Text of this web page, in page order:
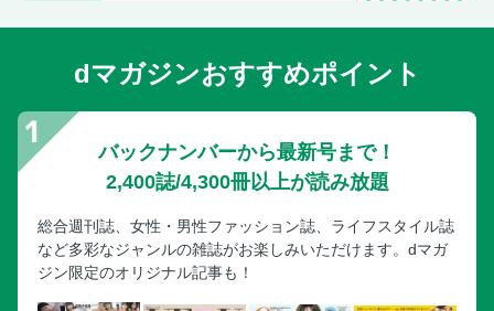
dマガジンおすすめポイント
バックナンバーから最新号まで！
2,400誌/4,300冊以上が読み放題
総合週刊誌、女性・男性ファッション誌、ライフスタイル誌
など多彩なジャンルの雑誌がお楽しみいただけます。dマガ
ジン限定のオリジナル記事も！